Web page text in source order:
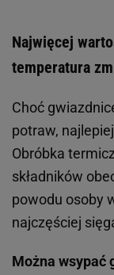
Najwięcej
temperatura
Choć
potraw,
Obróbka
składników
powodu osoby
najczęściej
Można wsypać